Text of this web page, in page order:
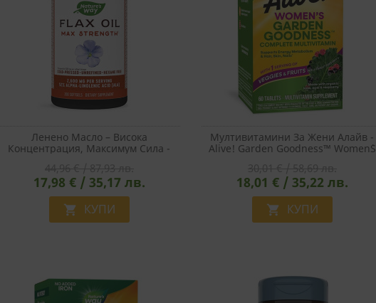
Ленено Масло – Висока
Концентрация, Максимум Сила -
17,98 € / 35,17 лв.
 КУПИ
Мултивитамини За Жени Алайв -
Alive! Garden Goodness™ Women`s
18,01 € / 35,22 лв.
 КУПИ